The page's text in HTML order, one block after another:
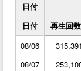
日付
日付
再生回数
08/06
315,391
08/07